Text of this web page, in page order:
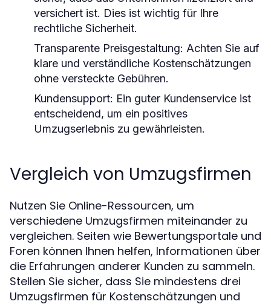
versichert ist. Dies ist wichtig für Ihre
rechtliche Sicherheit.
Transparente Preisgestaltung: Achten Sie auf
klare und verständliche Kostenschätzungen
ohne versteckte Gebühren.
Kundensupport: Ein guter Kundenservice ist
entscheidend, um ein positives
Umzugserlebnis zu gewährleisten.
Vergleich von Umzugsfirmen
Nutzen Sie Online-Ressourcen, um
verschiedene Umzugsfirmen miteinander zu
vergleichen. Seiten wie Bewertungsportale und
Foren können Ihnen helfen, Informationen über
die Erfahrungen anderer Kunden zu sammeln.
Stellen Sie sicher, dass Sie mindestens drei
Umzugsfirmen für Kostenschätzungen und